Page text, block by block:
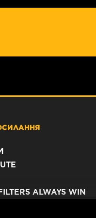
ALWAYS WIN